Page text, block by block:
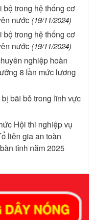
bộ trong hệ thống cơ
nước (19/11/2024)
bộ trong hệ thống cơ
nước (19/11/2024)
nghiệp hoàn
8 lần mức lương
bãi bỏ trong lĩnh vực
Hội thi nghiệp vụ
liên gia an toàn
tỉnh năm 2025